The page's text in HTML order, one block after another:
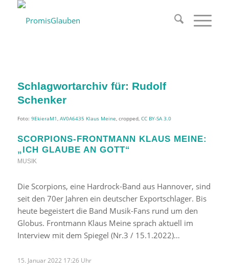
Schlagwortarchiv für: Rudolf
Schenker
Foto: 9EkieraM1 AV0A6435 Klaus Meine , cropped, CC BY-SA 3.0
SCORPIONS-FRONTMANN KLAUS MEINE:
„ICH GLAUBE AN GOTT“
MUSIK
Die Scorpions, eine Hardrock-Band aus Hannover, sind
seit den 70er Jahren ein deutscher Exportschlager. Bis
heute begeistert die Band Musik-Fans rund um den
Globus. Frontmann Klaus Meine sprach aktuell im
Interview mit dem Spiegel (Nr.3 / 15.1.2022)…
15. Januar 2022 17:26 Uhr